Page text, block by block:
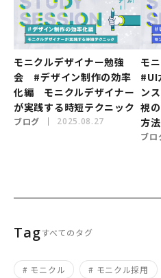
モニクルデザイナー勉強
会 #デザイン制作の効率
化編 モニクルデザイナー
が実践する時短テクニック
ブログ 2025.08.27
モ
#UI
ン
視
方
ブロ
Tagすべてのタグ
# モニクル # モニクル採用